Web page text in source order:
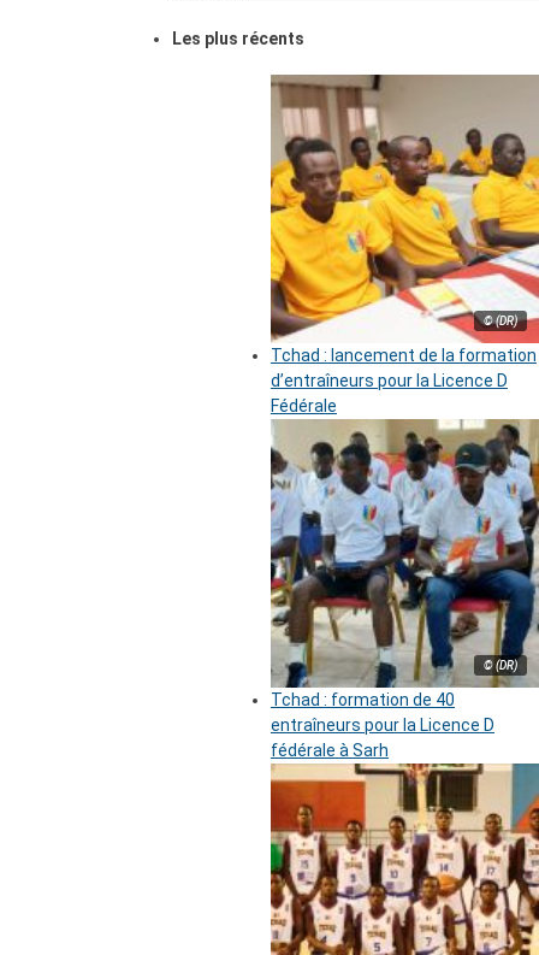
Les plus récents
© (DR)
Tchad : lancement de la formation
d’entraîneurs pour la Licence D
Fédérale
© (DR)
Tchad : formation de 40
entraîneurs pour la Licence D
fédérale à Sarh